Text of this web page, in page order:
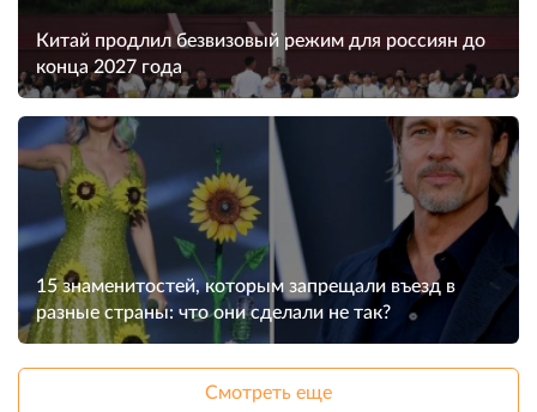
Китай продлил безвизовый режим для россиян до
конца 2027 года
15 знаменитостей, которым запрещали въезд в
разные страны: что они сделали не так?
Смотреть еще